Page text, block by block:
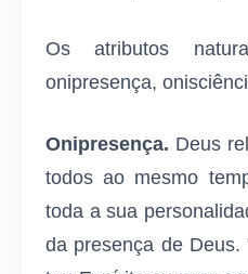
Os atributos
onipresença,
Onipresença. Deus
todos ao mesmo
toda a sua
da presença de